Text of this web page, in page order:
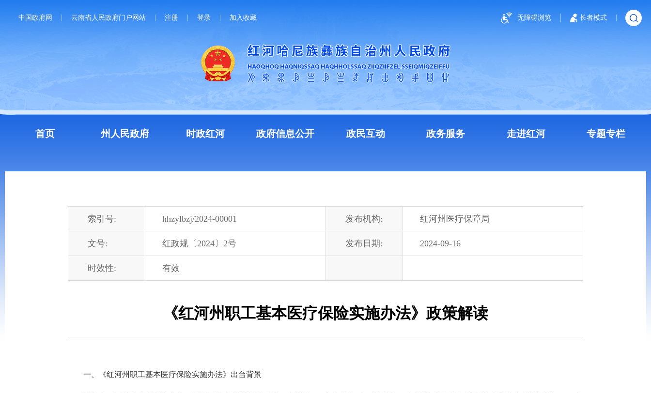
中国政府网 云南省人民政府门户网站 注册 登录 加入收藏 无障碍浏览 长者模式
首页 州人民政府 时政红河 政府信息公开 政民互动 政务服务 走进红河 专题专栏
索引号: hhzylbzj/2024-00001 发布机构: 红河州医疗保障局
文号: 红政规〔2024〕2号 发布日期: 2024-09-16
时效性: 有效
《红河州职工基本医疗保险实施办法》政策解读
一、《红河州职工基本医疗保险实施办法》出台背景